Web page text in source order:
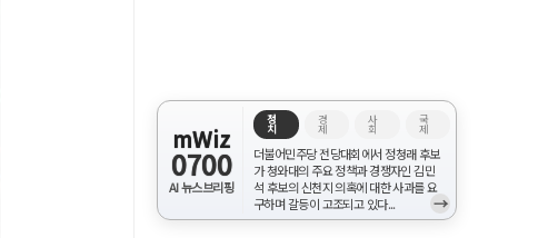
mWiz
0700
AI 뉴스브리핑
정
치
경
제
사
회
국
제
더불어민주당 전당대회에서 정청래 후보
가 청와대의 주요 정책과 경쟁자인 김민
석 후보의 신천지 의혹에 대한 사과를 요
구하며 갈등이 고조되고 있다...
→